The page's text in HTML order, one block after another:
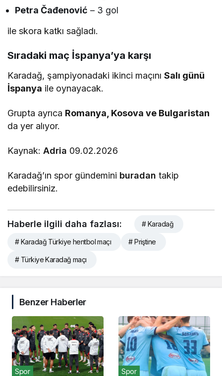
Petra Čađenović – 3 gol
ile skora katkı sağladı.
Sıradaki maç İspanya’ya karşı
Karadağ, şampiyonadaki ikinci maçınıSalı günü
İspanya ile oynayacak.
Grupta ayrıca Romanya, Kosova ve Bulgaristan
da yer alıyor.
Kaynak:Adria 09.02.2026
Karadağ’ın spor gündemini buradan takip
edebilirsiniz.
Haberle ilgili daha fazlası: # Karadağ
# Karadağ Türkiye hentbol maçı # Priştine
# Türkiye Karadağ maçı
Benzer Haberler
Spor Spor